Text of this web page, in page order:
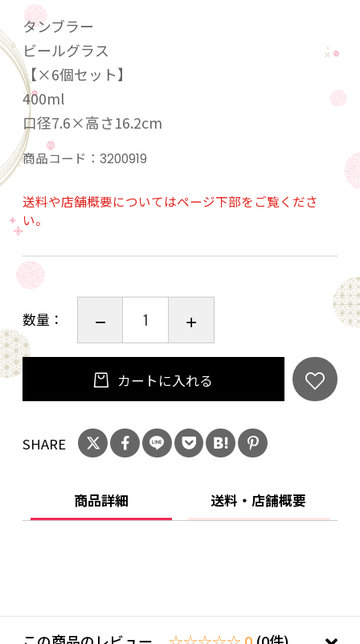
タンブラー
ビールグラス
【×6個セット】
400ml
口径7.6×高さ16.2cm
商品コード： 3200919
送料や店舗概要についてはページ下部をご覧くださ
い。
数量：
カートに入れる
SHARE
商品詳細 送料・店舗概要